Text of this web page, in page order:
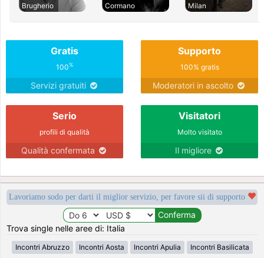
Brugherio
Cormano
Milan
Gratis
100%
Servizi gratuiti
Supporto
100% gratis
Moderatori in ascolto
Serio
profili di qualità
Qualità confermata
Visitatori
Molto visitato
Il migliore
Lavoriamo sodo per darti il miglior servizio, per favore sii di supporto
Trova single nelle aree di: Italia
Incontri Abruzzo Incontri Aosta Incontri Apulia Incontri Basilicata